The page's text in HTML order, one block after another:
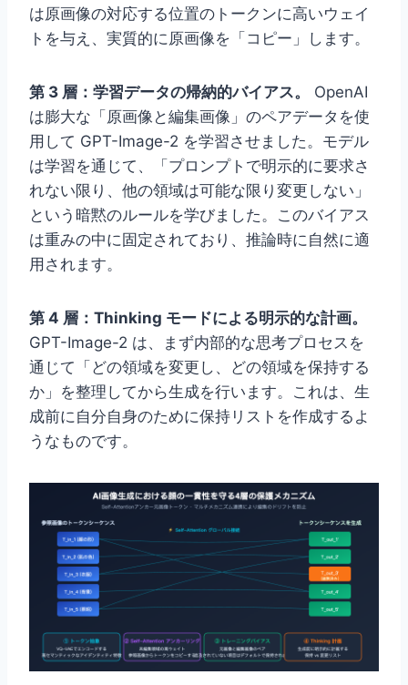
は原画像の対応する位置のトークンに高いウェイ
トを与え、実質的に原画像を「コピー」します。
第 3 層：学習データの帰納的バイアス。
OpenAI
は膨大な「原画像と編集画像」のペアデータを使
用して GPT-Image-2 を学習させました。モデル
は学習を通じて、「プロンプトで明示的に要求さ
れない限り、他の領域は可能な限り変更しない」
という暗黙のルールを学びました。このバイアス
は重みの中に固定されており、推論時に自然に適
用されます。
第 4 層：Thinking モードによる明示的な計画。
GPT-Image-2 は、まず内部的な思考プロセスを
通じて「どの領域を変更し、どの領域を保持する
か」を整理してから生成を行います。これは、生
成前に自分自身のために保持リストを作成するよ
うなものです。